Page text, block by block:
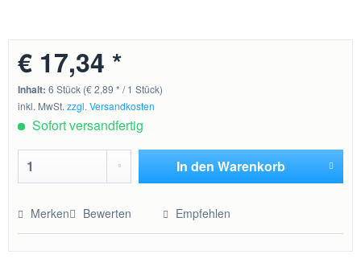
€ 17,34 *
Inhalt:6 Stück (€ 2,89 * / 1 Stück)
inkl. MwSt.zzgl. Versandkosten
Sofort versandfertig
In den Warenkorb
Merken Bewerten Empfehlen